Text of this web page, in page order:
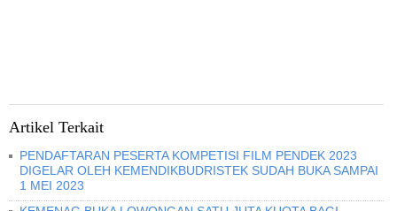
Artikel Terkait
PENDAFTARAN PESERTA KOMPETISI FILM PENDEK 2023
DIGELAR OLEH KEMENDIKBUDRISTEK SUDAH BUKA SAMPAI
1 MEI 2023